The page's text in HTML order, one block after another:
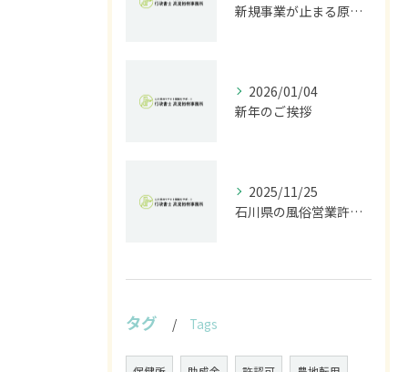
新規事業が止まる原因は法規制｜開発前に行うべきリスク診断とは
2026/01/04
新年のご挨拶
2025/11/25
石川県の風俗営業許可なら行政書士高見裕樹事務所｜金沢・野々市・白山対応｜警察事前相談から図面作成まで
タグ Tags